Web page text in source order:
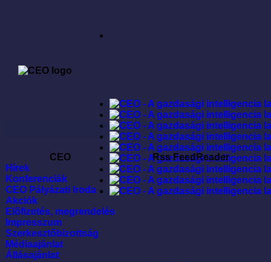
CEO
Hírek
Konferenciák
CEO Pályázati Iroda
Akciók
Elõfizetés, megrendelés
Impresszum
Szerkesztõbizottság
Médiaajánlat
Állásajánlat
Rss FeedReader